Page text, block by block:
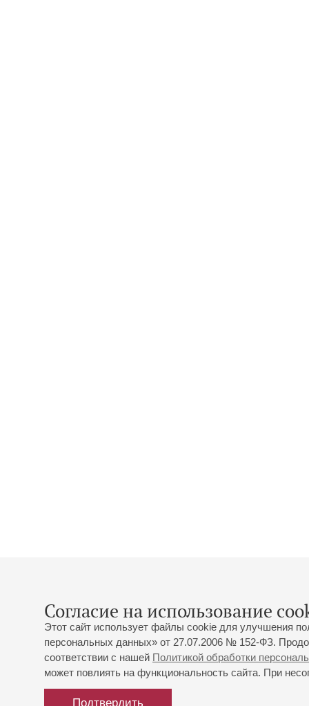
Согласие на использование
Этот сайт использует файлы cookie для улучшения
персональных данных» от 27.07.2006 № 152-ФЗ.
соответствии с нашей Политикой обработки
может повлиять на функциональность сайта. При
Подтвердить